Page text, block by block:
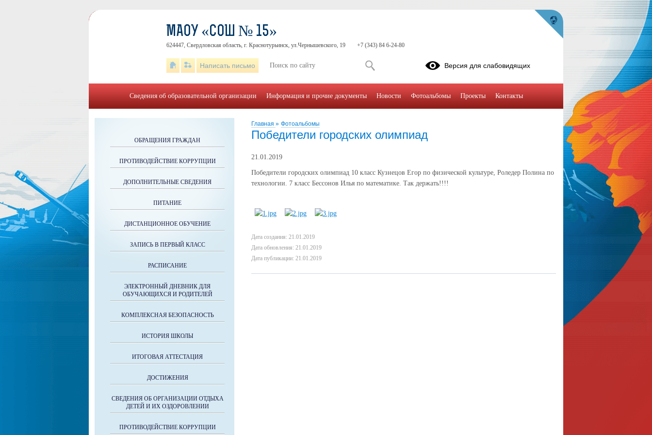
Главная » Фотоальбомы
Победители городских олимпиад
21.01.2019
Победители городских олимпиад 10 класс Кузнецов Егор по физической культуре, Роледер Полина по
технологии. 7 класс Бессонов Илья по математике. Так держать!!!!
Дата создания: 21.01.2019
Дата обновления: 21.01.2019
Дата публикации: 21.01.2019
ОБРАЩЕНИЯ ГРАЖДАН
ПРОТИВОДЕЙСТВИЕ КОРРУПЦИИ
ДОПОЛНИТЕЛЬНЫЕ СВЕДЕНИЯ
ПИТАНИЕ
ДИСТАНЦИОННОЕ ОБУЧЕНИЕ
ЗАПИСЬ В ПЕРВЫЙ КЛАСС
РАСПИСАНИЕ
ЭЛЕКТРОННЫЙ ДНЕВНИК ДЛЯ
ОБУЧАЮЩИХСЯ И РОДИТЕЛЕЙ
КОМПЛЕКСНАЯ БЕЗОПАСНОСТЬ
ИСТОРИЯ ШКОЛЫ
ИТОГОВАЯ АТТЕСТАЦИЯ
ДОСТИЖЕНИЯ
СВЕДЕНИЯ ОБ ОРГАНИЗАЦИИ ОТДЫХА
ДЕТЕЙ И ИХ ОЗДОРОВЛЕНИИ
ПРОТИВОДЕЙСТВИЕ КОРРУПЦИИ
МАОУ «СОШ № 15»
624447, Свердловская область, г. Краснотурьинск, ул.Чернышевского, 19 +7 (343) 84 6-24-80
Написать письмо Версия для слабовидящих
Сведения об образовательной организации Информация и прочие документы Новости Фотоальбомы Проекты Контакты